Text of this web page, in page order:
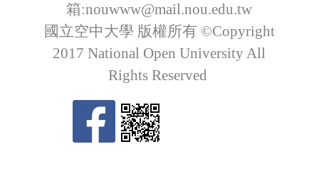
箱:nouwww@mail.nou.edu.tw
國立空中大學 版權所有 ©Copyright
2017 National Open University All
Rights Reserved